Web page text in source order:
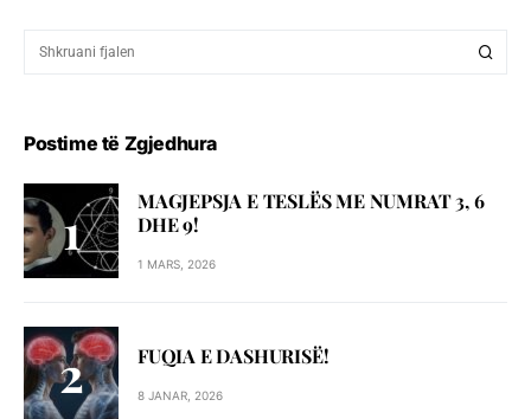
Postime të Zgjedhura
MAGJEPSJA E TESLËS ME NUMRAT 3, 6
DHE 9!
1 MARS, 2026
FUQIA E DASHURISË!
8 JANAR, 2026